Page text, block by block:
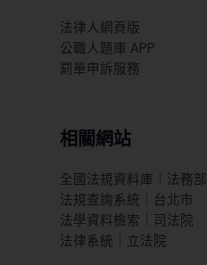
法律人網頁版
公職人題庫 APP
罰單申訴服務
相關網站
全國法規資料庫｜法務部
法規查詢系統｜台北市
法學資料檢索｜司法院
法律系統｜立法院